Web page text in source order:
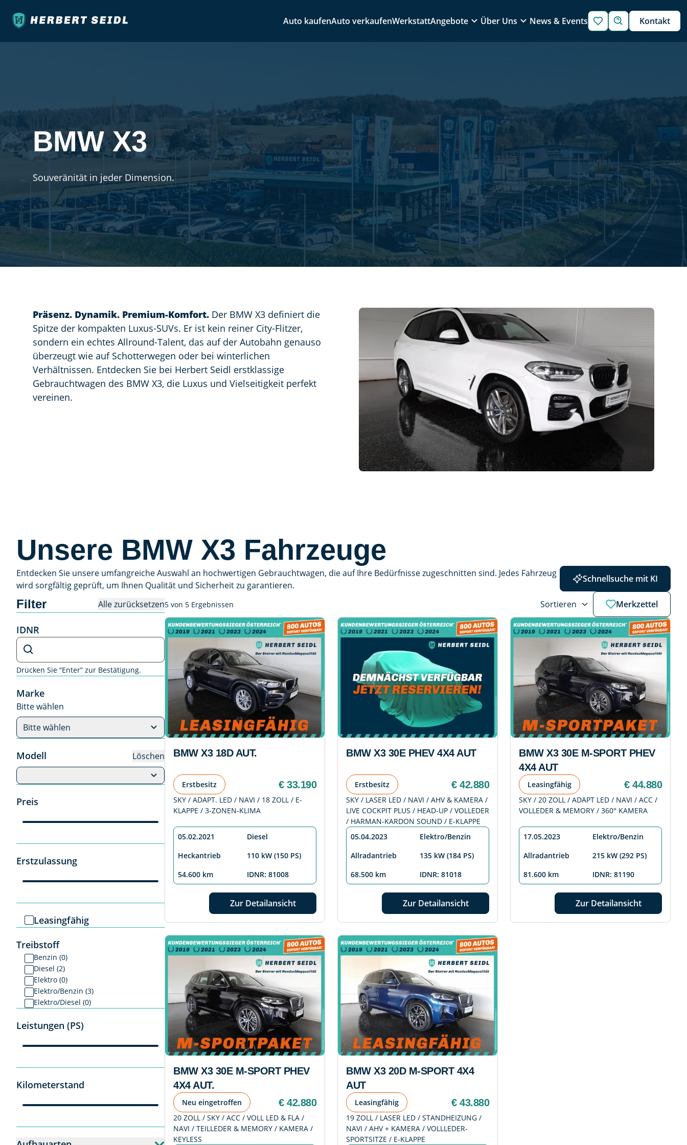
Auto kaufenAuto verkaufenWerkstattAngebote Über Uns News & Events Kontakt
BMW X3
Souveränität in jeder Dimension.
Präsenz. Dynamik. Premium-Komfort. Der BMW X3 definiert die
Spitze der kompakten Luxus-SUVs. Er ist kein reiner City-Flitzer,
sondern ein echtes Allround-Talent, das auf der Autobahn genauso
überzeugt wie auf Schotterwegen oder bei winterlichen
Verhältnissen. Entdecken Sie bei Herbert Seidl erstklassige
Gebrauchtwagen des BMW X3, die Luxus und Vielseitigkeit perfekt
vereinen.
Unsere BMW X3 Fahrzeuge
Entdecken Sie unsere umfangreiche Auswahl an hochwertigen Gebrauchtwagen, die auf Ihre Bedürfnisse zugeschnitten sind. Jedes Fahrzeug
wird sorgfältig geprüft, um Ihnen Qualität und Sicherheit zu garantieren.
Schnellsuche mit KI
Filter Alle zurücksetzen
IDNR
IDNR
Drücken Sie “Enter” zur Bestätigung.
Marke
Bitte wählen
Bitte wählen
Modell Löschen
Preis
Erstzulassung
Leasingfähig
Treibstoff
Benzin (0)
Diesel (2)
Elektro (0)
Elektro/Benzin (3)
Elektro/Diesel (0)
Leistungen (PS)
Kilometerstand
Merkzettel
5 von 5 Ergebnissen Sortieren
BMW X3 18D AUT.
Erstbesitz € 33.190
SKY / ADAPT. LED / NAVI / 18 ZOLL / E-
KLAPPE / 3-ZONEN-KLIMA
05.02.2021
Diesel
Heckantrieb
110 kW (150 PS)
54.600 km
IDNR: 81008
Zur Detailansicht
BMW X3 30E PHEV 4X4 AUT
Erstbesitz € 42.880
SKY / LASER LED / NAVI / AHV & KAMERA /
LIVE COCKPIT PLUS / HEAD-UP / VOLLEDER
/ HARMAN-KARDON SOUND / E-KLAPPE
05.04.2023
Elektro/Benzin
Allradantrieb
135 kW (184 PS)
68.500 km
IDNR: 81018
Zur Detailansicht
BMW X3 30E M-SPORT PHEV
4X4 AUT
Leasingfähig € 44.880
SKY / 20 ZOLL / ADAPT LED / NAVI / ACC /
VOLLEDER & MEMORY / 360° KAMERA
17.05.2023
Elektro/Benzin
Allradantrieb
215 kW (292 PS)
81.600 km
IDNR: 81190
Zur Detailansicht
BMW X3 30E M-SPORT PHEV
4X4 AUT.
Neu eingetroffen € 42.880
20 ZOLL / SKY / ACC / VOLL LED & FLA /
NAVI / TEILLEDER & MEMORY / KAMERA /
KEYLESS
BMW X3 20D M-SPORT 4X4
AUT
Leasingfähig € 43.880
19 ZOLL / LASER LED / STANDHEIZUNG /
NAVI / AHV + KAMERA / VOLLLEDER-
SPORTSITZE / E-KLAPPE